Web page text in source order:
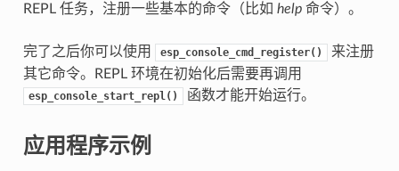
REPL 任务，注册一些基本的命令（比如 help命令）。
完了之后你可以使用 esp_console_cmd_register()
来注册
其它命令。REPL 环境在初始化后需要再调用
esp_console_start_repl() 函数才能开始运行。
应用程序示例